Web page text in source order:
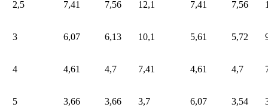
2,5 7,41 7,56 12,1 7,41 7,56
3 6,07 6,13 10,1 5,61 5,72
4 4,61 4,7 7,41 4,61 4,7
5 3,66 3,66 3,7 6,07 3,54